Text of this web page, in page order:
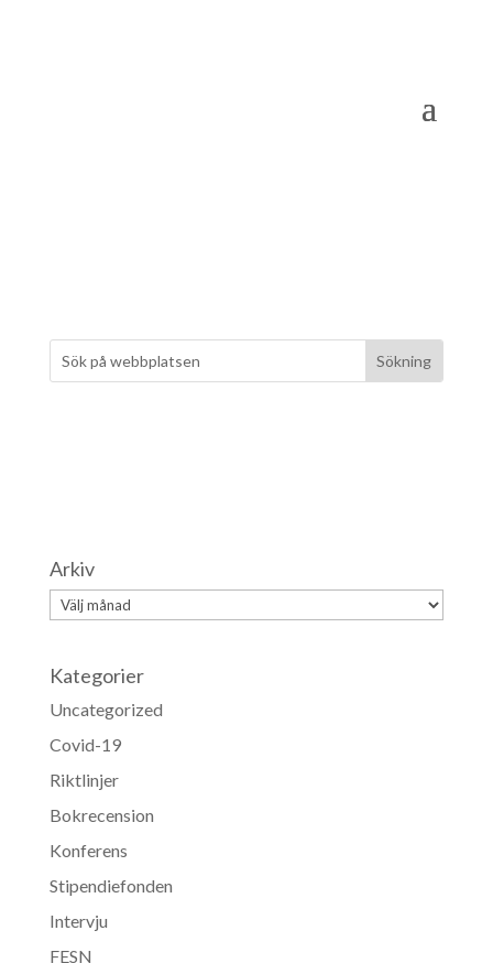
Arkiv
Arkiv
Kategorier
Uncategorized
Covid-19
Riktlinjer
Bokrecension
Konferens
Stipendiefonden
Intervju
FESN